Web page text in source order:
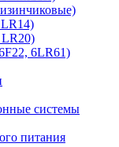
LR20)
6LR61)
системы
питания